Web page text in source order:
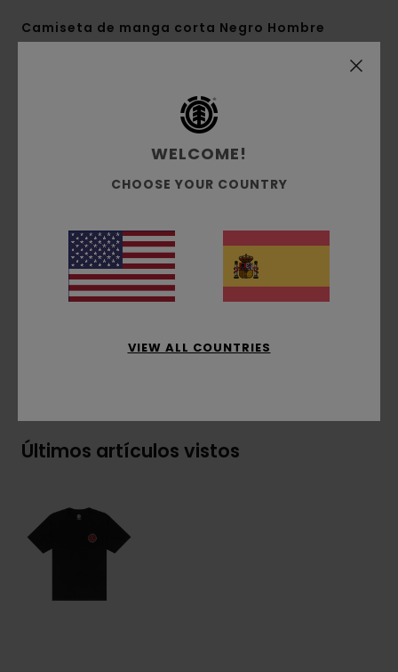
Camiseta de manga corta Negro Hombre
punto de algodón orgánico [160 g/m2]
corte normal
trasera
Composición[Tejido principal] 100% algodón
Últimos artículos vistos
WELCOME!
CHOOSE YOUR COUNTRY
VIEW ALL COUNTRIES